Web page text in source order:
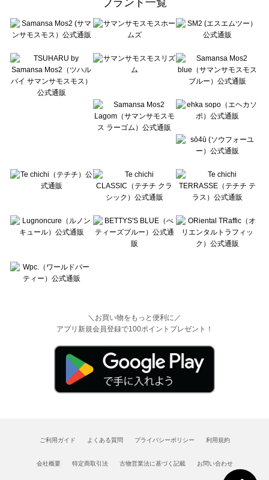
sō4ū（ソウフォーユー）のボトムス一覧
Te chichi（テチチ）のボトムス一覧
Te chichi CLASSIC（テチチ クラシック）のボトムス一覧
Lugnoncure（ルノンキュール）のボトムス一覧
BETTY'S BLUE（べティーズブルー）のボトムス一覧
Wpc.（ワールドパーティー）のボトムス一覧
＼お買い物をもっと便利に／
アプリ新規会員登録で100ポイントプレゼント！
ご利用ガイド よくある質問 プライバシーポリシー 利用規約
会社概要 特定商取引法 古物営業法に基づく記載 お問い合わせ